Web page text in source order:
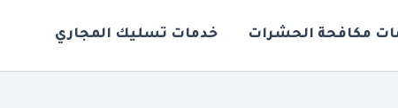
مكافحة الحشرات خدمات تسليك المجاري